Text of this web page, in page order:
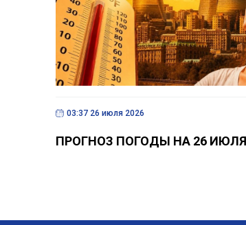
03:37 26 июля 2026
ПРОГНОЗ ПОГОДЫ НА 26 ИЮЛЯ